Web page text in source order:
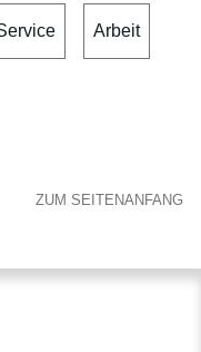
Arbeit
ZUM SEITENANFANG